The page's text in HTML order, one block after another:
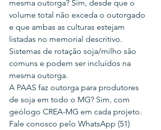
mesma outorga? Sim, desde que o
volume total não exceda o outorgado
e que ambas as culturas estejam
listadas no memorial descritivo.
Sistemas de rotação soja/milho são
comuns e podem ser incluídos na
mesma outorga.
A PAAS faz outorga para produtores
de soja em todo o MG? Sim, com
geólogo CREA-MG em cada projeto.
Fale conosco pelo WhatsApp (51)